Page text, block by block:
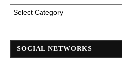
SOCIAL NETWORKS